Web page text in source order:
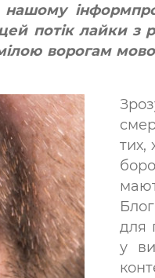
нашому
потік лайки з
ворогам
тих,
для
у